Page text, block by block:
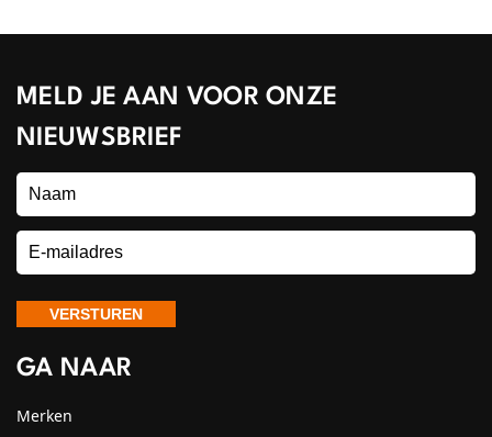
MELD JE AAN VOOR ONZE
NIEUWSBRIEF
GA NAAR
Merken